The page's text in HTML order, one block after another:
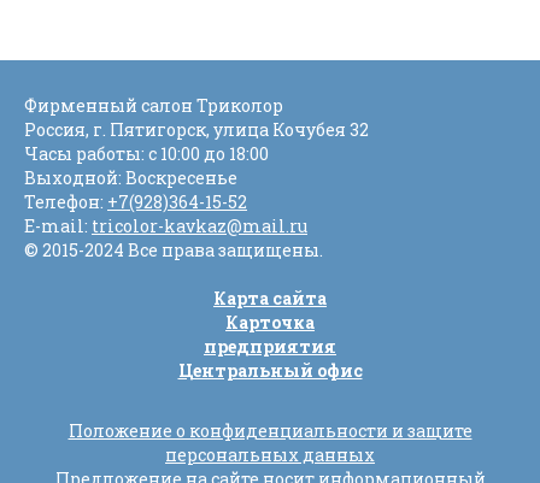
Фирменный салон Триколор
Россия, г. Пятигорск, улица Кочубея 32
Часы работы: с 10:00 до 18:00
Выходной: Воскресенье
Телефон: +7(928)364-15-52
E-mail: tricolor-kavkaz@mail.ru
© 2015-2024 Все права защищены.
Карта сайта
Карточка
предприятия
Центральный офис
Положение о конфиденциальности и защите
персональных данных